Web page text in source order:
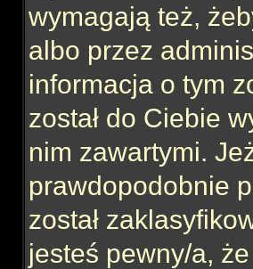
wymagają też,
albo przez
informacja o tym
został do Ciebie
nim zawartymi.
prawdopodobnie
został
jesteś pewny/a,